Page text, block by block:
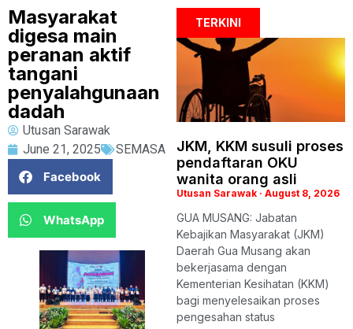
Masyarakat
digesa main
peranan aktif
tangani
penyalahgunaan
dadah
Utusan Sarawak
June 21, 2025
SEMASA
Facebook
WhatsApp
TERKINI
JKM, KKM susuli proses
pendaftaran OKU
wanita orang asli
Utusan Sarawak August 8, 2026
GUA MUSANG: Jabatan
Kebajikan Masyarakat (JKM)
Daerah Gua Musang akan
bekerjasama dengan
Kementerian Kesihatan (KKM)
bagi menyelesaikan proses
pengesahan status